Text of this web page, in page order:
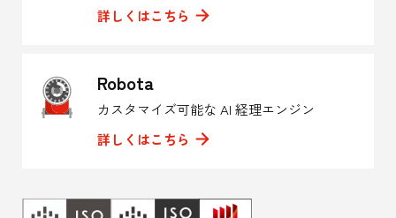
詳しくはこちら
Robota
カスタマイズ可能な AI 経理エンジン
詳しくはこちら